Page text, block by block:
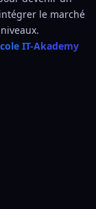
le marché
IT-Akademy